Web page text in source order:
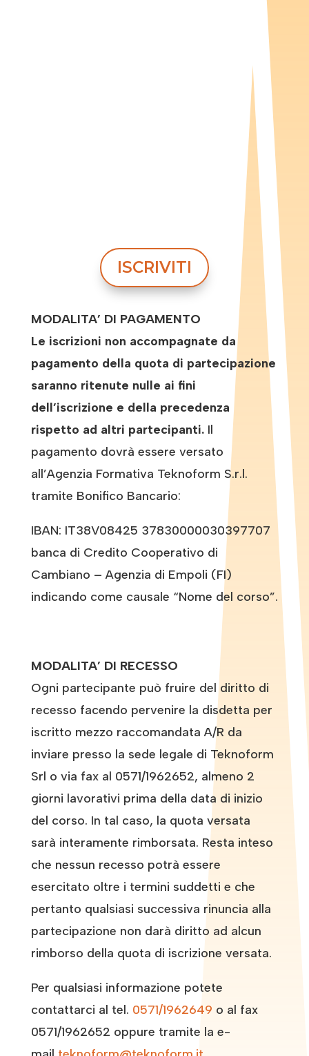
ISCRIVITI
MODALITA’ DI PAGAMENTO
Le iscrizioni non accompagnate da
pagamento della quota di partecipazione
saranno ritenute nulle ai fini
dell’iscrizione e della precedenza
rispetto ad altri partecipanti. Il
pagamento dovrà essere versato
all’Agenzia Formativa Teknoform S.r.l.
tramite Bonifico Bancario:
IBAN: IT38V08425 37830000030397707
banca di Credito Cooperativo di
Cambiano – Agenzia di Empoli (FI)
indicando come causale “Nome del corso”.
MODALITA’ DI RECESSO
Ogni partecipante può fruire del diritto di
recesso facendo pervenire la disdetta per
iscritto mezzo raccomandata A/R da
inviare presso la sede legale di Teknoform
Srl o via fax al 0571/1962652, almeno 2
giorni lavorativi prima della data di inizio
del corso. In tal caso, la quota versata
sarà interamente rimborsata. Resta inteso
che nessun recesso potrà essere
esercitato oltre i termini suddetti e che
pertanto qualsiasi successiva rinuncia alla
partecipazione non darà diritto ad alcun
rimborso della quota di iscrizione versata.
Per qualsiasi informazione potete
contattarci al tel. 0571/1962649 o al fax
0571/1962652 oppure tramite la e-